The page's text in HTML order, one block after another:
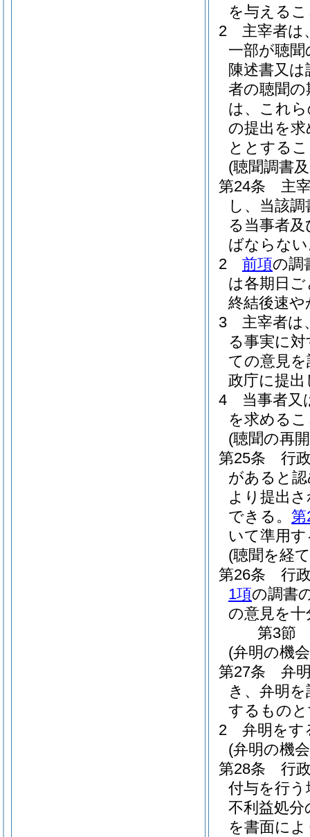
を与える
2
主宰者は
一部が聴
陳述書又
者の聴聞
は、これ
の提出を
ととする
(聴聞調書
第24条
主
し、当該
る当事者
ばならな
2
前項の調
は各期日
終結後速
3
主宰者は
る事実に
ての意見
政庁に提
4
当事者又
を求める
(聴聞の再
第25条
行
があると
より提出
できる。 第
いて準用
(聴聞を経
第26条
行
1項の調書
の意見を
第3節
(弁明の機
第27条
弁
き、弁明
するもの
2
弁明をす
(弁明の機
第28条
行
付与を行
不利益処
を書面に